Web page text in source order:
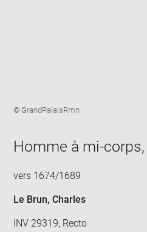
Image
© GrandPalaisRmn
Homme à mi-
vers 1674/1689
Le Brun, Charles
INV 29319, Recto